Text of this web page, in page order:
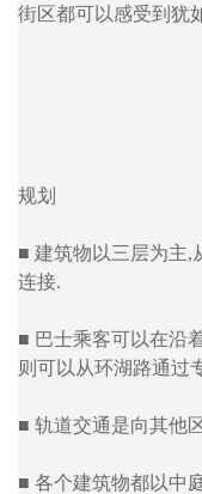
街区都可以感受到犹
规划
■ 建筑物以三层为主,
连接.
■ 巴士乘客可以在沿
则可以从环湖路通过
■ 轨道交通是向其他
■ 各个建筑物都以中